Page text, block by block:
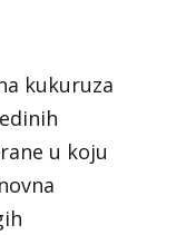
kukuruza
u koju